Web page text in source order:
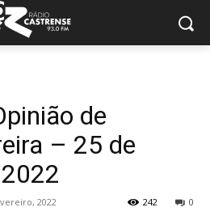
de
– 25 de
2022 0
242